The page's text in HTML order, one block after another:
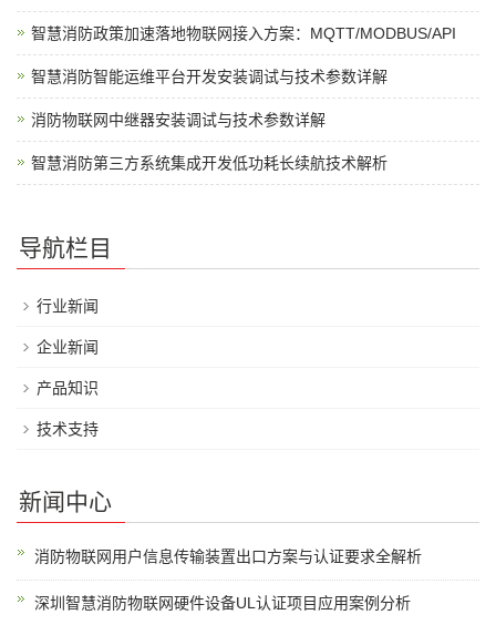
智慧消防政策加速落地物联网接入方案：MQTT/MODBUS/API
智慧消防智能运维平台开发安装调试与技术参数详解
消防物联网中继器安装调试与技术参数详解
智慧消防第三方系统集成开发低功耗长续航技术解析
导航栏目
行业新闻
企业新闻
产品知识
技术支持
新闻中心
消防物联网用户信息传输装置出口方案与认证要求全解析
深圳智慧消防物联网硬件设备UL认证项目应用案例分析